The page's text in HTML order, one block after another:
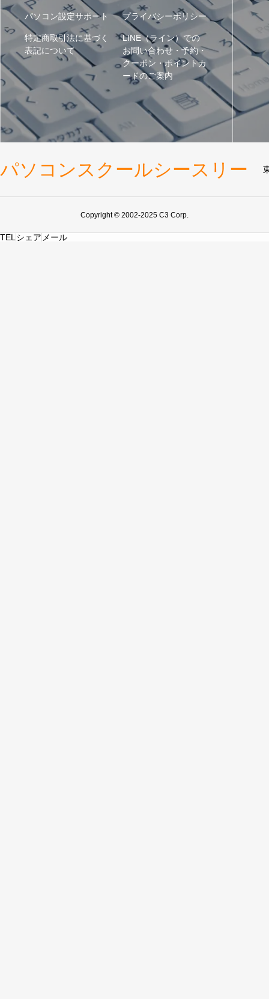
パソコン設定サポート プライバシーポリシー
特定商取引法に基づく
表記について
LINE（ライン）での
お問い合わせ・予約・
クーポン・ポイントカ
ードのご案内
パソコンスクールシースリー
Copyright © 2002-2025 C3 Corp.
TEL シェア メール